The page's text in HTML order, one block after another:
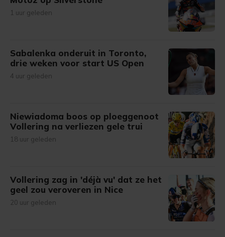
1 uur geleden
Sabalenka onderuit in Toronto,
drie weken voor start US Open
4 uur geleden
Niewiadoma boos op ploeggenoot
Vollering na verliezen gele trui
18 uur geleden
Vollering zag in 'déjà vu' dat ze het
geel zou veroveren in Nice
20 uur geleden